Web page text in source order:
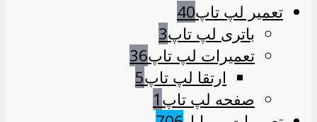
تعمیر لپ تاپ40
باتری لپ تاپ3
تعمیرات لپ تاپ36
ارتقا لپ تاپ5
صفحه لپ تاپ1